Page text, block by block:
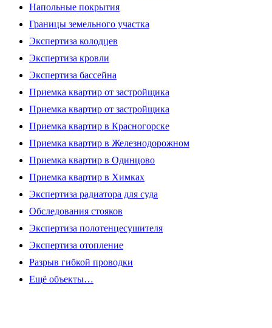
Напольные покрытия
Границы земельного участка
Экспертиза колодцев
Экспертиза кровли
Экспертиза бассейна
Приемка квартир от застройщика
Приемка квартир от застройщика
Приемка квартир в Красногорске
Приемка квартир в Железнодорожном
Приемка квартир в Одинцово
Приемка квартир в Химках
Экспертиза радиатора для суда
Обследования стояков
Экспертиза полотенцесушителя
Экспертиза отопление
Разрыв гибкой проводки
Ещё объекты…